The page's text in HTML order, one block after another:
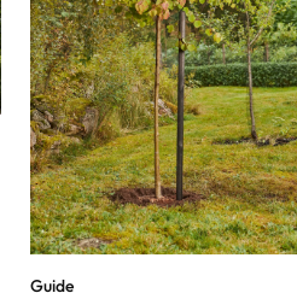
Guide